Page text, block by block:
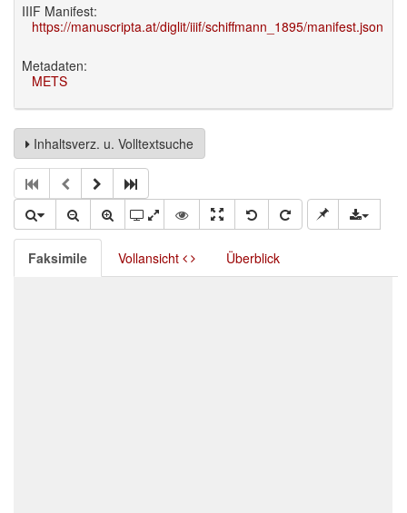
IIIF Manifest:
https://manuscripta.at/diglit/iiif/schiffmann_1895/manifest.json
Metadaten:
METS
Inhaltsverz. u. Volltextsuche
Faksimile Vollansicht Überblick